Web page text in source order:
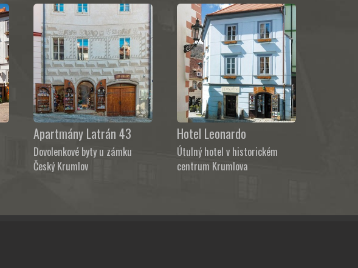
Apartmány Latrán 43
Dovolenkové byty u zámku
Český Krumlov
Hotel Leonardo
Útulný hotel v historickém
centrum Krumlova